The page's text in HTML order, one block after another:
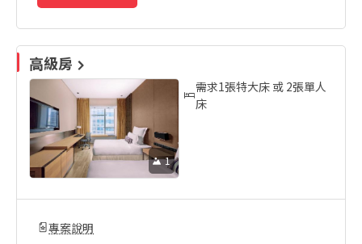
高級房
1
需求1張特大床 或 2張單人
床
專案說明